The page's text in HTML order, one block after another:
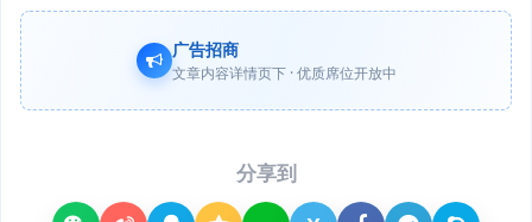
广告招商
文章内容详情页下 · 优质席位开放中
分享到